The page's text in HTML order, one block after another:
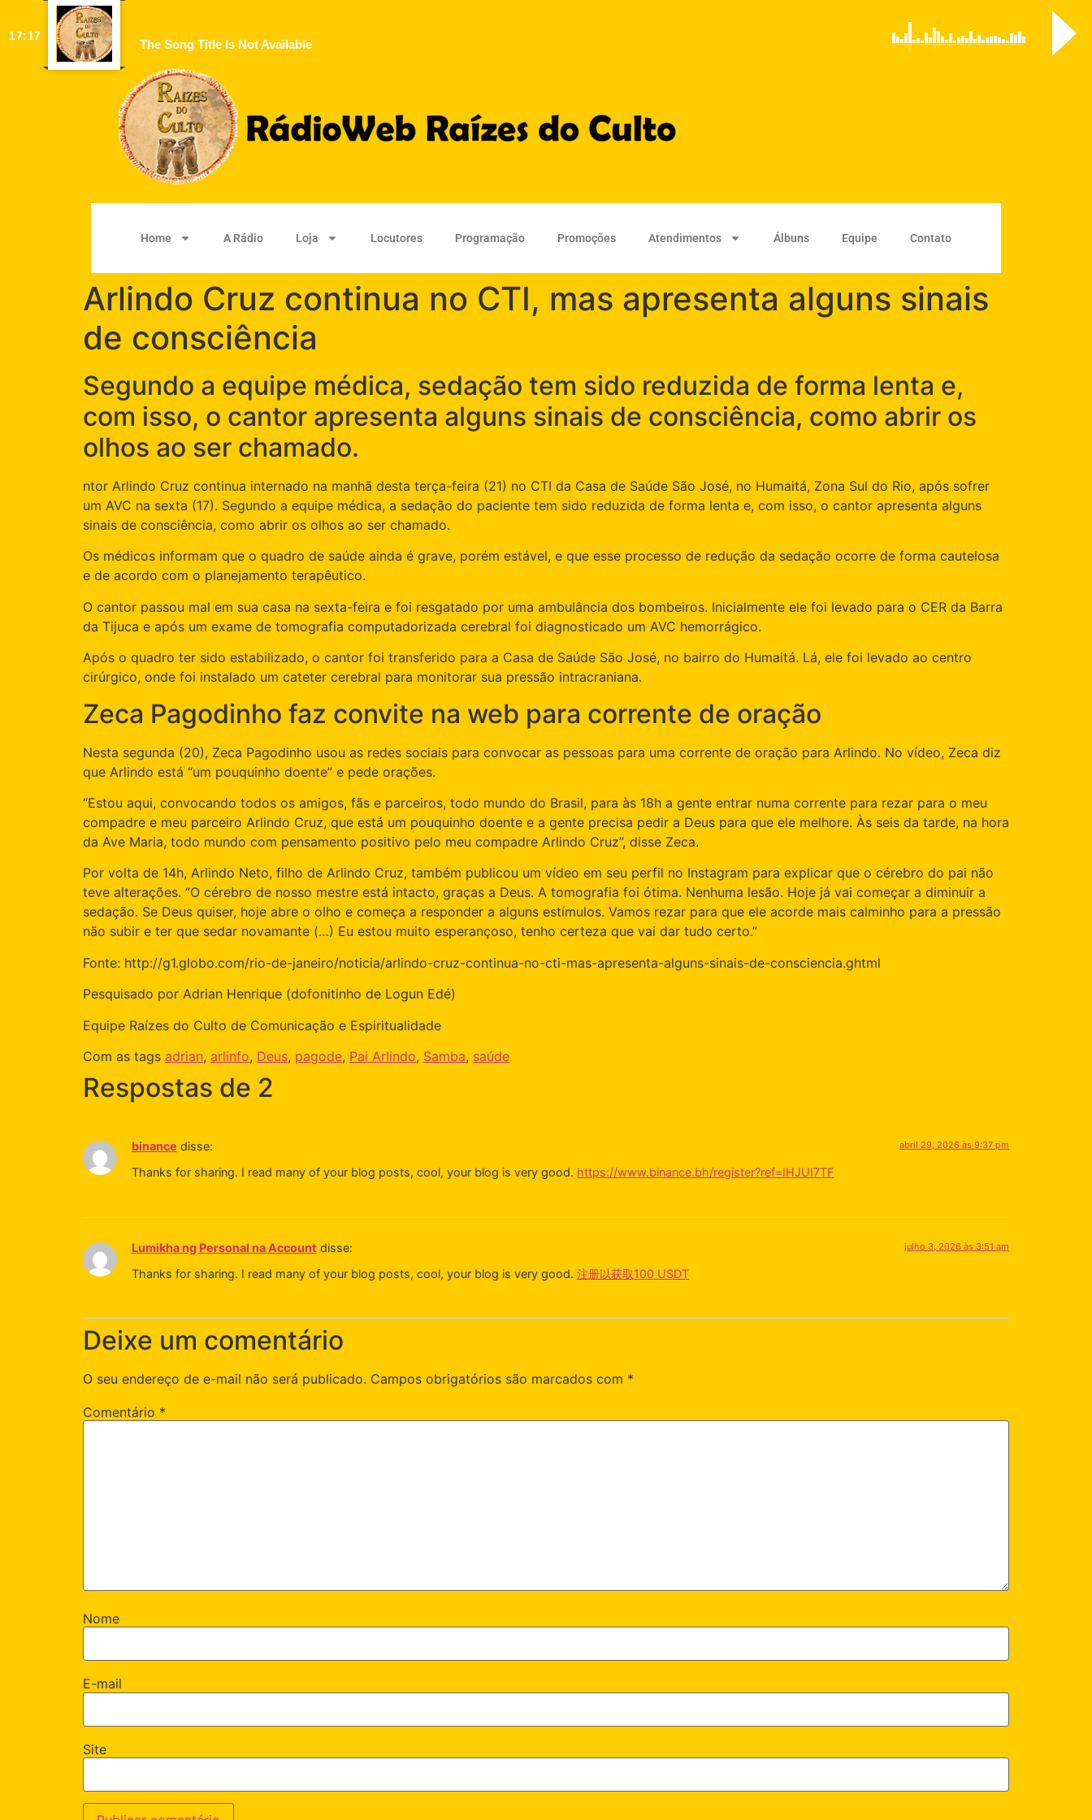
17:17
The Song Title Is Not Available
Home A Rádio Loja Locutores Programação Promoções Atendimentos Álbuns Equipe Contato
Arlindo Cruz continua no CTI, mas apresenta alguns sinais
de consciência
Segundo a equipe médica, sedação tem sido reduzida de forma lenta e,
com isso, o cantor apresenta alguns sinais de consciência, como abrir os
olhos ao ser chamado.
ntor Arlindo Cruz continua internado na manhã desta terça-feira (21) no CTI da Casa de Saúde São José, no Humaitá, Zona Sul do Rio, após sofrer
um AVC na sexta (17). Segundo a equipe médica, a sedação do paciente tem sido reduzida de forma lenta e, com isso, o cantor apresenta alguns
sinais de consciência, como abrir os olhos ao ser chamado.
Os médicos informam que o quadro de saúde ainda é grave, porém estável, e que esse processo de redução da sedação ocorre de forma cautelosa
e de acordo com o planejamento terapêutico.
O cantor passou mal em sua casa na sexta-feira e foi resgatado por uma ambulância dos bombeiros. Inicialmente ele foi levado para o CER da Barra
da Tijuca e após um exame de tomografia computadorizada cerebral foi diagnosticado um AVC hemorrágico.
Após o quadro ter sido estabilizado, o cantor foi transferido para a Casa de Saúde São José, no bairro do Humaitá. Lá, ele foi levado ao centro
cirúrgico, onde foi instalado um cateter cerebral para monitorar sua pressão intracraniana.
Zeca Pagodinho faz convite na web para corrente de oração
Nesta segunda (20), Zeca Pagodinho usou as redes sociais para convocar as pessoas para uma corrente de oração para Arlindo. No vídeo, Zeca diz
que Arlindo está “um pouquinho doente” e pede orações.
“Estou aqui, convocando todos os amigos, fãs e parceiros, todo mundo do Brasil, para às 18h a gente entrar numa corrente para rezar para o meu
compadre e meu parceiro Arlindo Cruz, que está um pouquinho doente e a gente precisa pedir a Deus para que ele melhore. Às seis da tarde, na hora
da Ave Maria, todo mundo com pensamento positivo pelo meu compadre Arlindo Cruz”, disse Zeca.
Por volta de 14h, Arlindo Neto, filho de Arlindo Cruz, também publicou um vídeo em seu perfil no Instagram para explicar que o cérebro do pai não
teve alterações. “O cérebro de nosso mestre está intacto, graças a Deus. A tomografia foi ótima. Nenhuma lesão. Hoje já vai começar a diminuir a
sedação. Se Deus quiser, hoje abre o olho e começa a responder a alguns estímulos. Vamos rezar para que ele acorde mais calminho para a pressão
não subir e ter que sedar novamante (…) Eu estou muito esperançoso, tenho certeza que vai dar tudo certo.”
Fonte: http://g1.globo.com/rio-de-janeiro/noticia/arlindo-cruz-continua-no-cti-mas-apresenta-alguns-sinais-de-consciencia.ghtml
Pesquisado por Adrian Henrique (dofonitinho de Logun Edé)
Equipe Raízes do Culto de Comunicação e Espiritualidade
Com as tags adrian, arlinfo, Deus, pagode, Pai Arlindo, Samba, saúde
Respostas de 2
binance disse: abril 29, 2026 às 9:37 pm
Thanks for sharing. I read many of your blog posts, cool, your blog is very good. https://www.binance.bh/register?ref=IHJUI7TF
Lumikha ng Personal na Account disse: julho 3, 2026 às 3:51 am
Thanks for sharing. I read many of your blog posts, cool, your blog is very good. 注册以获取100 USDT
Deixe um comentário
O seu endereço de e-mail não será publicado. Campos obrigatórios são marcados com *
Comentário *
Nome
E-mail
Site